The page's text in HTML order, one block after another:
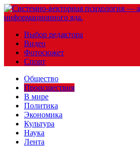
Выбор редактора
Видео
Фотосюжет
Спорт
Общество
Происшествия
В мире
Политика
Экономика
Культура
Наука
Лента